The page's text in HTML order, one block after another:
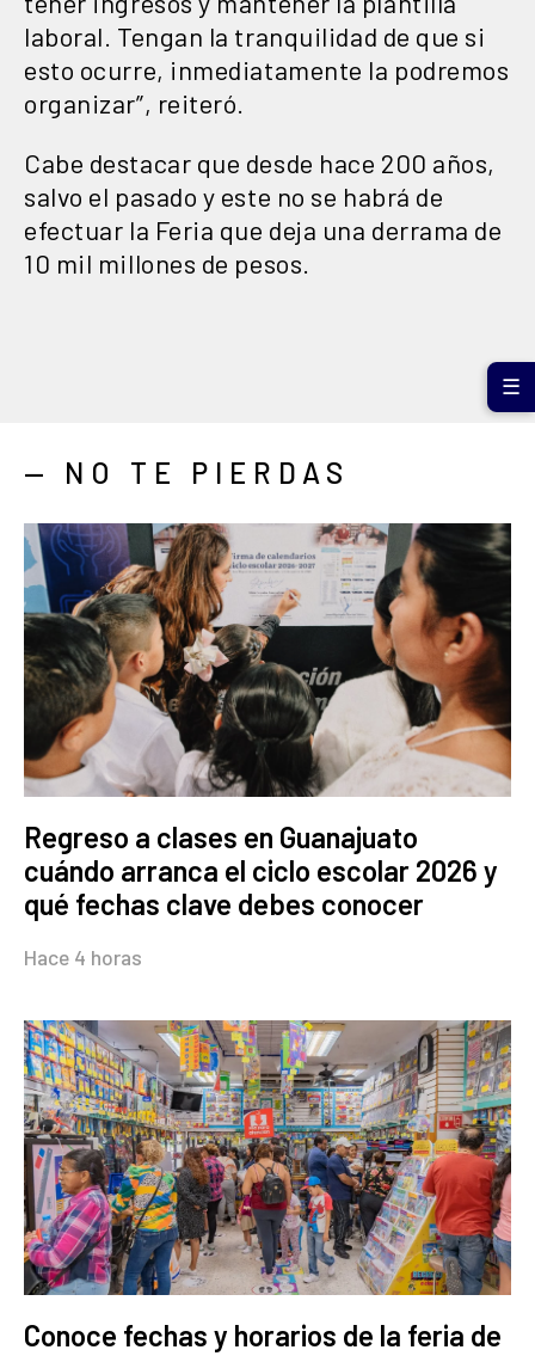
laboral. Tengan la tranquilidad de que si
esto ocurre, inmediatamente la podremos
organizar”, reiteró.
Cabe destacar que desde hace 200 años,
salvo el pasado y este no se habrá de
efectuar la Feria que deja una derrama de
10 mil millones de pesos.
— NO TE PIERDAS
Regreso a clases en Guanajuato
cuándo arranca el ciclo escolar 2026 y
qué fechas clave debes conocer
Hace 4 horas
Conoce fechas y horarios de la feria de
☰